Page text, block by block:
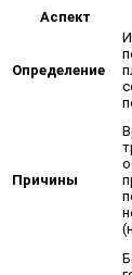
Аспект
Определение
Причины